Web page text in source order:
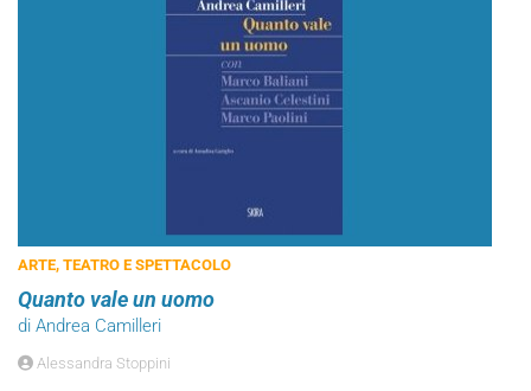
ARTE, TEATRO E SPETTACOLO
Quanto vale un uomo
di Andrea Camilleri
Alessandra Stoppini